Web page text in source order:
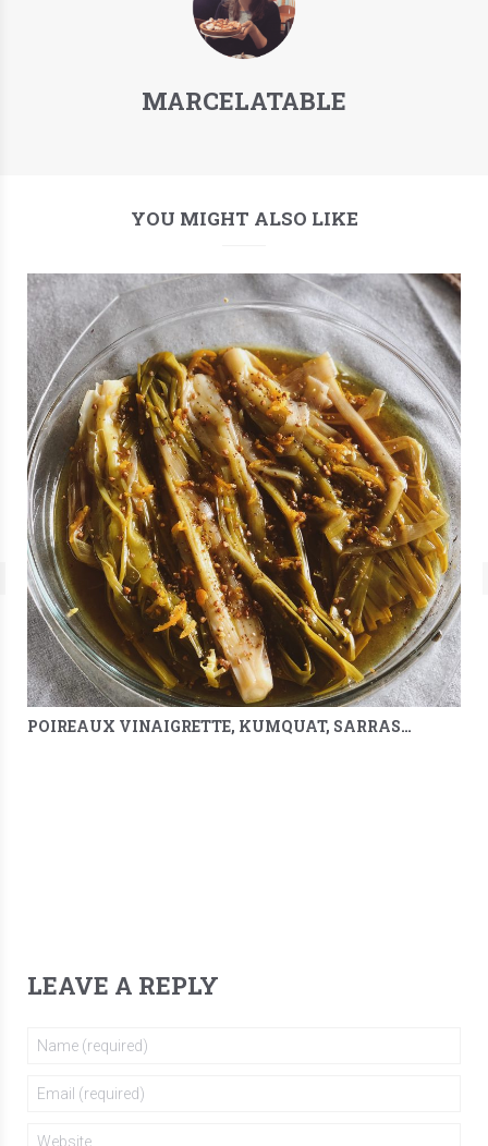
MARCELATABLE
YOU MIGHT ALSO LIKE
POIREAUX VINAIGRETTE, KUMQUAT, SARRASIN & MÉLILOT
LEAVE A REPLY